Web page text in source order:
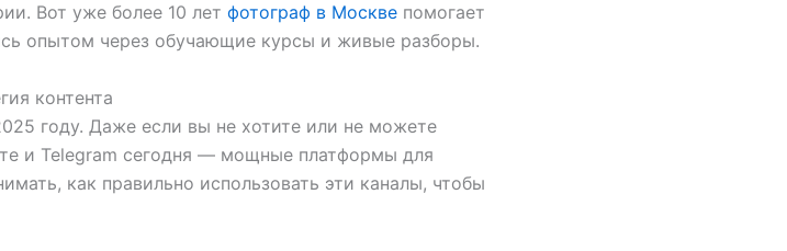
Вот уже более 10 лет фотограф в Москве помогает
опытом через обучающие курсы и живые разборы.
контента
году. Даже если вы не хотите или не можете
и Telegram сегодня — мощные платформы для
как правильно использовать эти каналы, чтобы